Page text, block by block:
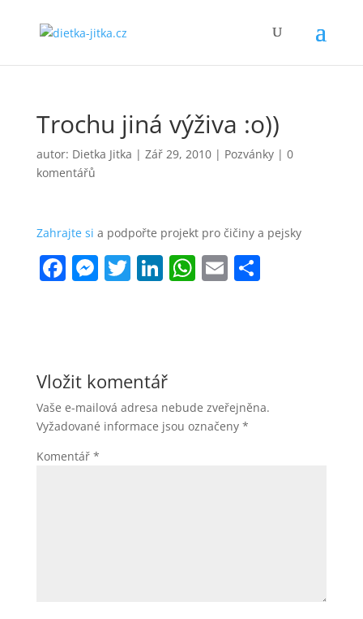
Trochu jiná výživa :o))
autor: Dietka Jitka | Zář 29, 2010| Pozvánky| 0
komentářů
Zahrajte si a podpořte projekt pro čičiny a pejsky
F
b
o
o
k
M
n
g
er
T Li
dI
n
W
p
p
E S
Vložit komentář
Vaše e-mailová adresa nebude zveřejněna.
Vyžadované informace jsou označeny *
Komentář *